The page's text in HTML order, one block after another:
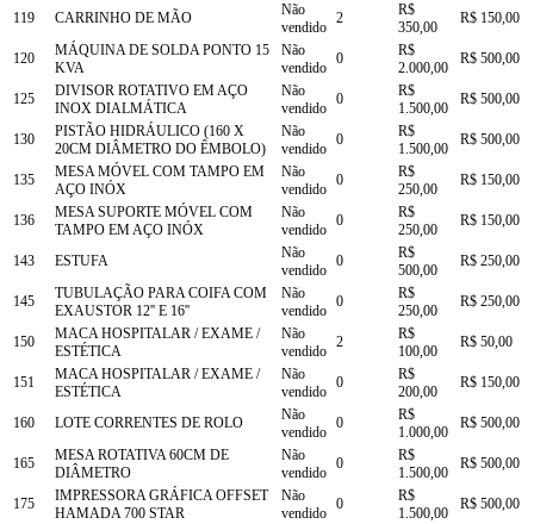
119 CARRINHO DE MÃO
Não
vendido
2
R$
350,00
R$ 150,00
120
MÁQUINA DE SOLDA PONTO 15
KVA
Não
vendido
0
R$
2.000,00
R$ 500,00
125
DIVISOR ROTATIVO EM AÇO
INOX DIALMÁTICA
Não
vendido
0
R$
1.500,00
R$ 500,00
130
PISTÃO HIDRÁULICO (160 X
20CM DIÂMETRO DO ÊMBOLO)
Não
vendido
0
R$
1.500,00
R$ 500,00
135
MESA MÓVEL COM TAMPO EM
AÇO INÓX
Não
vendido
0
R$
250,00
R$ 150,00
136
MESA SUPORTE MÓVEL COM
TAMPO EM AÇO INÓX
Não
vendido
0
R$
250,00
R$ 150,00
143 ESTUFA
Não
vendido
0
R$
500,00
R$ 250,00
145
TUBULAÇÃO PARA COIFA COM
EXAUSTOR 12'' E 16''
Não
vendido
0
R$
250,00
R$ 250,00
150
MACA HOSPITALAR / EXAME /
ESTÉTICA
Não
vendido
2
R$
100,00
R$ 50,00
151
MACA HOSPITALAR / EXAME /
ESTÉTICA
Não
vendido
0
R$
200,00
R$ 150,00
160 LOTE CORRENTES DE ROLO
Não
vendido
0
R$
1.000,00
R$ 500,00
165
MESA ROTATIVA 60CM DE
DIÂMETRO
Não
vendido
0
R$
1.500,00
R$ 500,00
175
IMPRESSORA GRÁFICA OFFSET
HAMADA 700 STAR
Não
vendido
0
R$
1.500,00
R$ 500,00